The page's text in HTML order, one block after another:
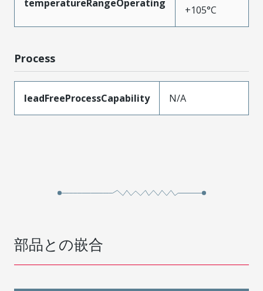
temperatureRangeOperating
+105°C
Process
leadFreeProcessCapability N/A
部品との嵌合